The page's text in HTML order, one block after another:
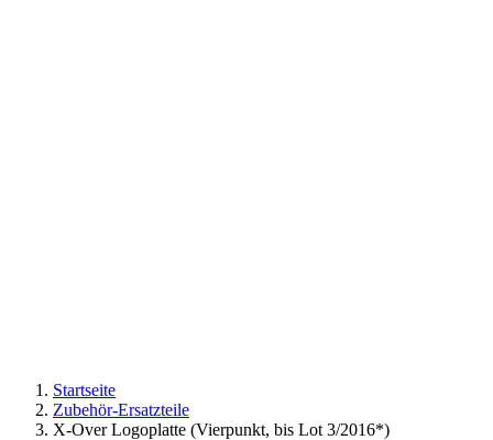
Startseite
Zubehör-Ersatzteile
X-Over Logoplatte (Vierpunkt, bis Lot 3/2016*)